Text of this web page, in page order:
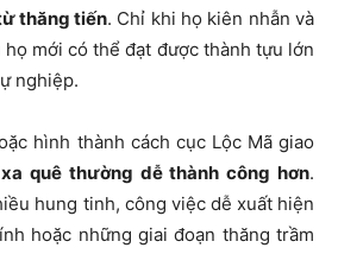
thăng tiến. Chỉ khi họ kiên nhẫn và
mới có thể đạt được thành tựu lớn
nghiệp.
hình thành cách cục Lộc Mã giao
xa quê thường dễ thành công hơn.
hung tinh, công việc dễ xuất hiện
hoặc những giai đoạn thăng trầm